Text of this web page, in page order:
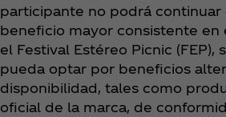
participante no podrá
beneficio mayor consistente en
el Festival Estéreo Picnic (FEP),
pueda optar por beneficios
disponibilidad, tales como
oficial de la marca, de